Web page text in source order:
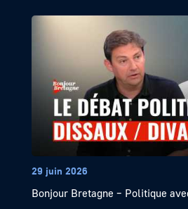
29 juin 2026
Bonjour Bretagne – Politique